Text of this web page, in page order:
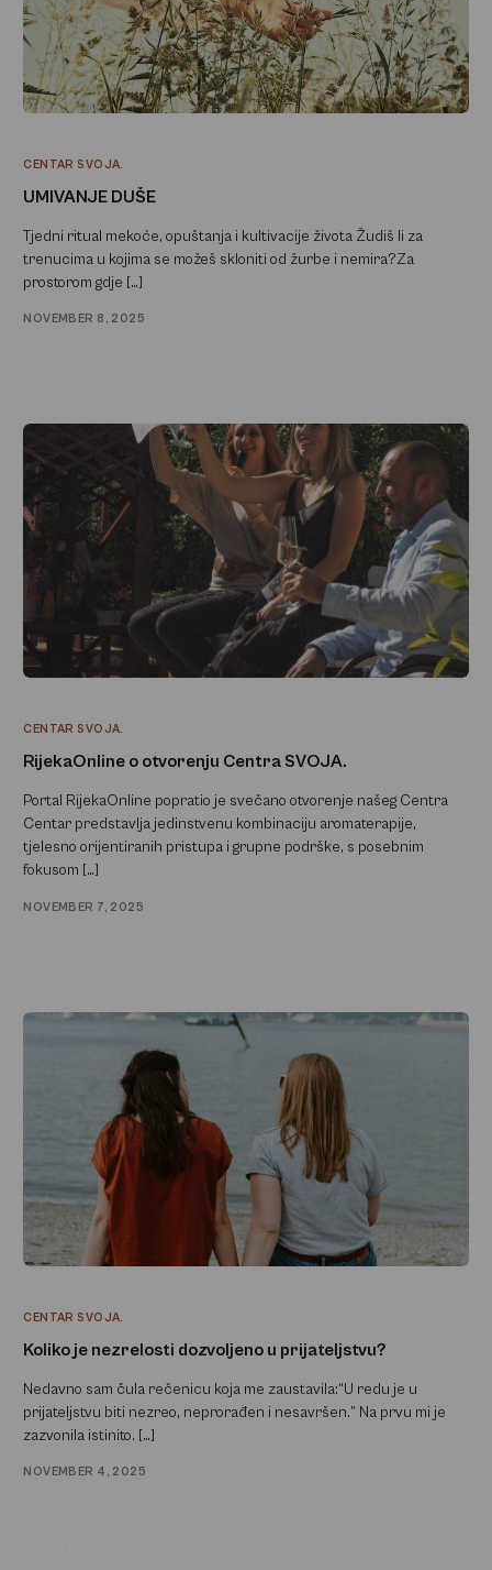
CENTAR SVOJA.
UMIVANJE DUŠE
Tjedni ritual mekoće, opuštanja i kultivacije života Žudiš li za
trenucima u kojima se možeš skloniti od žurbe i nemira?Za
prostorom gdje […]
NOVEMBER 8, 2025
CENTAR SVOJA.
RijekaOnline o otvorenju Centra SVOJA.
Portal RijekaOnline popratio je svečano otvorenje našeg Centra
Centar predstavlja jedinstvenu kombinaciju aromaterapije,
tjelesno orijentiranih pristupa i grupne podrške, s posebnim
fokusom […]
NOVEMBER 7, 2025
CENTAR SVOJA.
Koliko je nezrelosti dozvoljeno u prijateljstvu?
Nedavno sam čula rečenicu koja me zaustavila:“U redu je u
prijateljstvu biti nezreo, neprorađen i nesavršen.” Na prvu mi je
zazvonila istinito. […]
NOVEMBER 4, 2025